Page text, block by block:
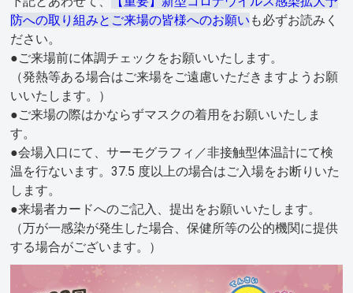
防への取り組みとご来場の皆様へのお願い も必ずお読みく
ださい。
●ご来場前に体調チェックをお願いいたします。
（発熱等ある場合はご来場をご遠慮いただきますようお願
いいたします。）
●ご来場の際はかならずマスクの着用をお願いいたしま
す。
●会場入口にて、サーモグラフィ／非接触型体温計にて検
温を行ないます。37.5 度以上の場合はご入場をお断りいた
します。
●来場者カードへのご記入、提出をお願いいたします。
（万が一感染が発生した場合、保健所等の公的機関に提供
する場合がございます。）